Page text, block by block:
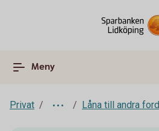
Meny
Privat Låna till andra